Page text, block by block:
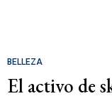
BELLEZA
El activo de